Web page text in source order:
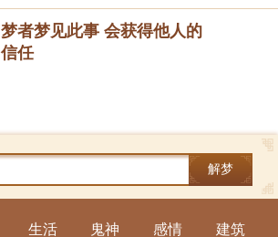
梦者梦见此事 会获得他人的
信任
解梦
生活 鬼神 感情 建筑